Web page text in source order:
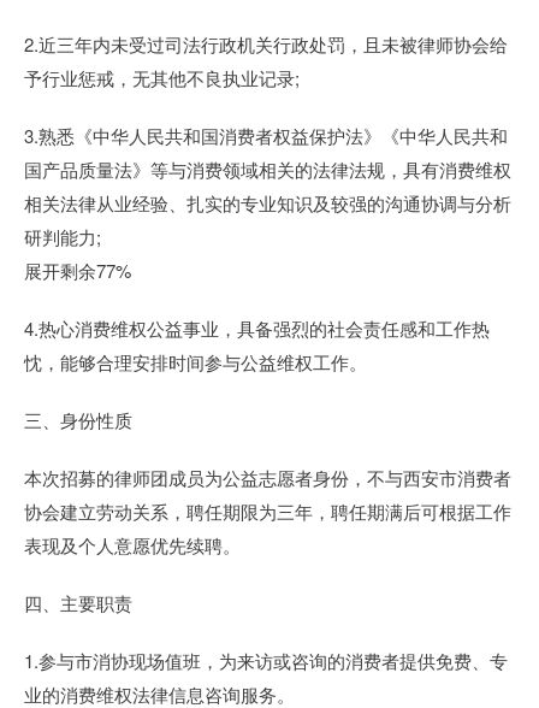
2.近三年内未受过司法行政机关行政处罚，且未被律师协会给
予行业惩戒，无其他不良执业记录;
3.熟悉《中华人民共和国消费者权益保护法》《中华人民共和
国产品质量法》等与消费领域相关的法律法规，具有消费维权
相关法律从业经验、扎实的专业知识及较强的沟通协调与分析
研判能力;
展开剩余77%
4.热心消费维权公益事业，具备强烈的社会责任感和工作热
忱，能够合理安排时间参与公益维权工作。
三、身份性质
本次招募的律师团成员为公益志愿者身份，不与西安市消费者
协会建立劳动关系，聘任期限为三年，聘任期满后可根据工作
表现及个人意愿优先续聘。
四、主要职责
1.参与市消协现场值班，为来访或咨询的消费者提供免费、专
业的消费维权法律信息咨询服务。